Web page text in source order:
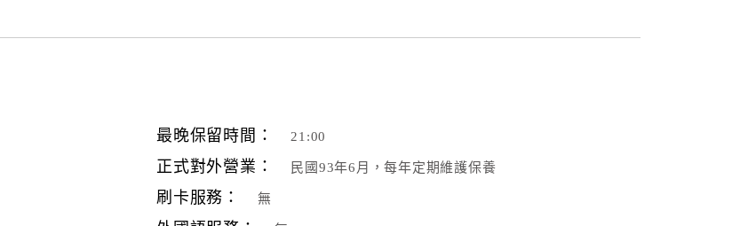
最晚保留時間： 21:00
正式對外營業： 民國93年6月，每年定期維護保養
刷卡服務： 無